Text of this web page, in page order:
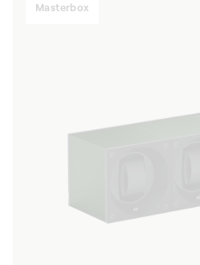
Masterbox